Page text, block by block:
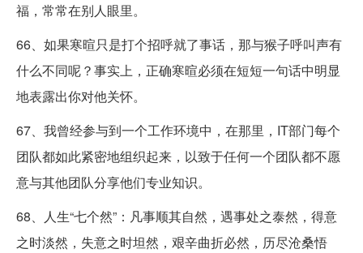
福，常常在别人眼里。
66、如果寒暄只是打个招呼就了事话，那与猴子呼叫声有
什么不同呢？事实上，正确寒暄必须在短短一句话中明显
地表露出你对他关怀。
67、我曾经参与到一个工作环境中，在那里，IT部门每个
团队都如此紧密地组织起来，以致于任何一个团队都不愿
意与其他团队分享他们专业知识。
68、人生“七个然”：凡事顺其自然，遇事处之泰然，得意
之时淡然，失意之时坦然，艰辛曲折必然，历尽沧桑悟